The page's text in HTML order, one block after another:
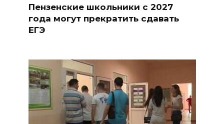
Пензенские школьники с 2027
года могут прекратить сдавать
ЕГЭ